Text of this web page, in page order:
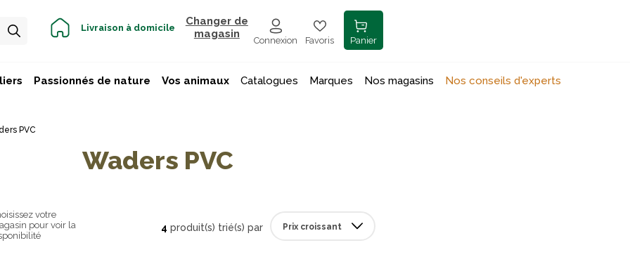
Livraison à domicile
Changer de
magasin
Connexion Favoris Panier
Passionnés de nature Vos animaux Catalogues Marques Nos magasins Nos conseils d'experts
PVC
Waders PVC
votre
pour voir la
4 produit(s) trié(s) par